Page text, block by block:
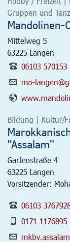
Gruppen und
Mandolinen-
Mittelweg 5
63225 Langen
06103 570153
mo-
Bildung | Kultur/
"Assalam"
Gartenstraße 4
63225 Langen
Vorsitzender:
06103
0171 1176895